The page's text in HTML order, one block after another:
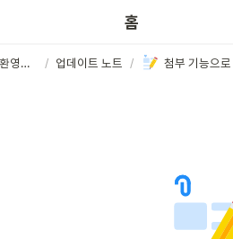
홈
키즈노트에 오신 것을 환영합니다 / 업데이트 노트 /